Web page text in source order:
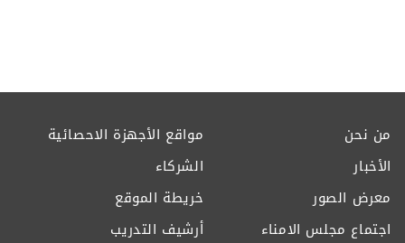
من نحن
مواقع الأجهزة الاحصائية
الأخبار
الشركاء
معرض الصور
خريطة الموقع
اجتماع مجلس الامناء
أرشيف التدريب